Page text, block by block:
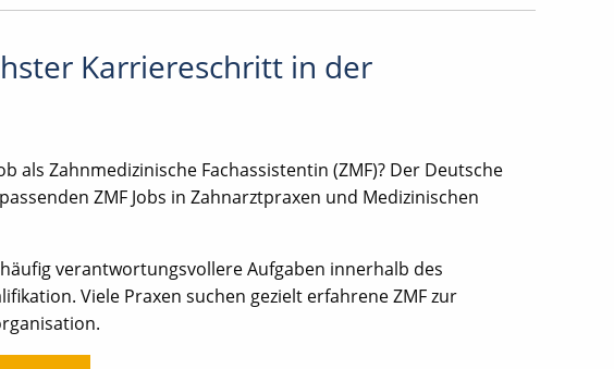
Karriereschritt in der
als Zahnmedizinische Fachassistentin (ZMF)? Der Deutsche
ZMF Jobs in Zahnarztpraxen und Medizinischen
verantwortungsvollere Aufgaben innerhalb des
Viele Praxen suchen gezielt erfahrene ZMF zur